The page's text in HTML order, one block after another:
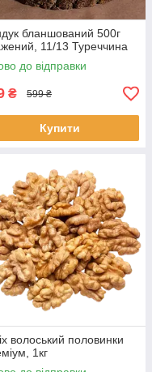
бланшований 500г
11/13 Туреччина
до відправки
₴ 599 ₴
Купити
волоський половинки
1кг